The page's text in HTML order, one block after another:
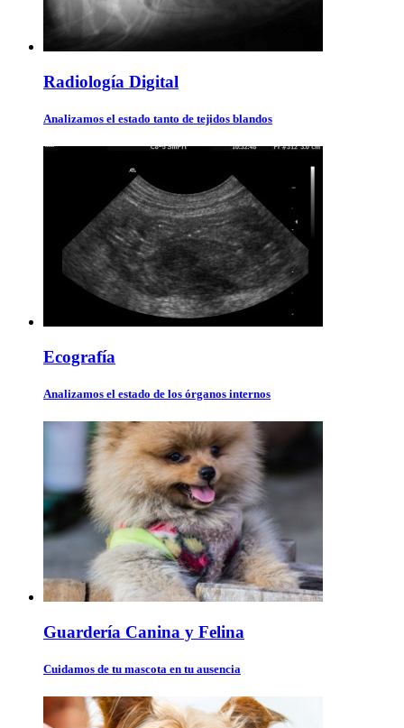
Radiología Digital
Analizamos el estado tanto de tejidos blandos
Ecografía
Analizamos el estado de los órganos internos
Guardería Canina y Felina
Cuidamos de tu mascota en tu ausencia